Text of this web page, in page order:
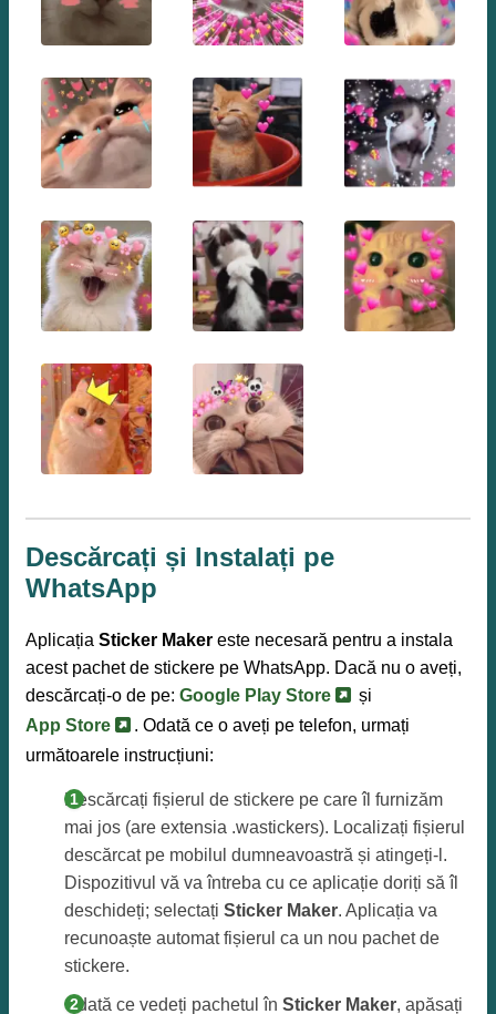
Descărcați și Instalați pe
WhatsApp
Aplicația Sticker Maker este necesară pentru a instala
acest pachet de stickere pe WhatsApp. Dacă nu o aveți,
descărcați-o de pe: Google Play Store
și
App Store
. Odată ce o aveți pe telefon, urmați
următoarele instrucțiuni:
Descărcați fișierul de stickere pe care îl furnizăm
mai jos (are extensia .wastickers). Localizați fișierul
descărcat pe mobilul dumneavoastră și atingeți-l.
Dispozitivul vă va întreba cu ce aplicație doriți să îl
deschideți; selectați Sticker Maker. Aplicația va
recunoaște automat fișierul ca un nou pachet de
stickere.
Odată ce vedeți pachetul în Sticker Maker, apăsați